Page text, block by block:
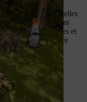
issues de la taille
surélevé. Coupez celles
afin qu’elles rentrent
quelques branchages et
la première
peut varier.